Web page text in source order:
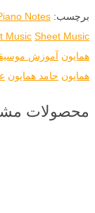
برچسب: Notes
Music Sheet Music
همایون آموزش
همایون حامد همایون
محصولات